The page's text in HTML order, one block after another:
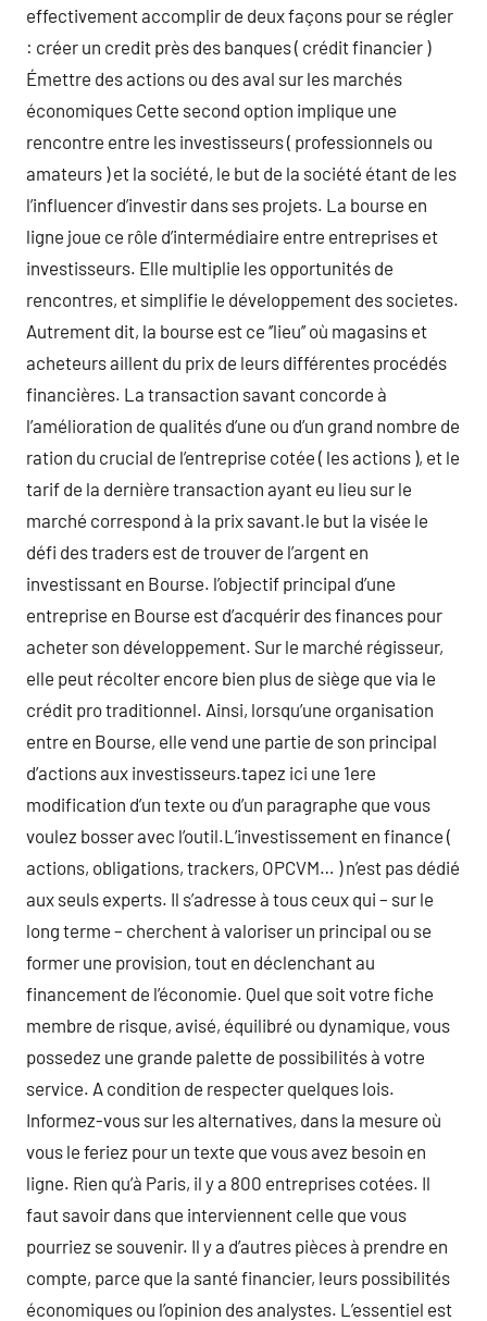
effectivement accomplir de deux façons pour se régler
: créer un credit près des banques ( crédit financier )
Émettre des actions ou des aval sur les marchés
économiques Cette second option implique une
rencontre entre les investisseurs ( professionnels ou
amateurs ) et la société, le but de la société étant de les
l’influencer d’investir dans ses projets. La bourse en
ligne joue ce rôle d’intermédiaire entre entreprises et
investisseurs. Elle multiplie les opportunités de
rencontres, et simplifie le développement des societes.
Autrement dit, la bourse est ce ‘’lieu’’ où magasins et
acheteurs aillent du prix de leurs différentes procédés
financières. La transaction savant concorde à
l’amélioration de qualités d’une ou d’un grand nombre de
ration du crucial de l’entreprise cotée ( les actions ), et le
tarif de la dernière transaction ayant eu lieu sur le
marché correspond à la prix savant.le but la visée le
défi des traders est de trouver de l’argent en
investissant en Bourse. l’objectif principal d’une
entreprise en Bourse est d’acquérir des finances pour
acheter son développement. Sur le marché régisseur,
elle peut récolter encore bien plus de siège que via le
crédit pro traditionnel. Ainsi, lorsqu’une organisation
entre en Bourse, elle vend une partie de son principal
d’actions aux investisseurs.tapez ici une 1ere
modification d’un texte ou d’un paragraphe que vous
voulez bosser avec l’outil.L’investissement en finance (
actions, obligations, trackers, OPCVM… ) n’est pas dédié
aux seuls experts. Il s’adresse à tous ceux qui – sur le
long terme – cherchent à valoriser un principal ou se
former une provision, tout en déclenchant au
financement de l’économie. Quel que soit votre fiche
membre de risque, avisé, équilibré ou dynamique, vous
possedez une grande palette de possibilités à votre
service. A condition de respecter quelques lois.
Informez-vous sur les alternatives, dans la mesure où
vous le feriez pour un texte que vous avez besoin en
ligne. Rien qu’à Paris, il y a 800 entreprises cotées. Il
faut savoir dans que interviennent celle que vous
pourriez se souvenir. Il y a d’autres pièces à prendre en
compte, parce que la santé financier, leurs possibilités
économiques ou l’opinion des analystes. L’essentiel est